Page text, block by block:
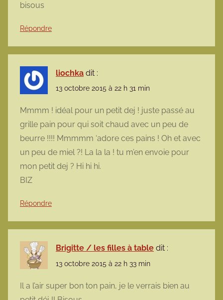
bisous
Répondre
liochka dit :
13 octobre 2015 à 22 h 31 min
Mmmm ! idéal pour un petit dej ! juste passé au
grille pain pour qui soit chaud avec un peu de
beurre !!!! Mmmmm ‘adore ces pains ! Oh et avec
un peu de miel ?! La la la ! tu m’en envoie pour
mon petit dej ? Hi hi hi.
BIZ
Répondre
Brigitte / les filles à table dit :
13 octobre 2015 à 22 h 33 min
Il a l’air super bon ton pain, je le verrais bien au